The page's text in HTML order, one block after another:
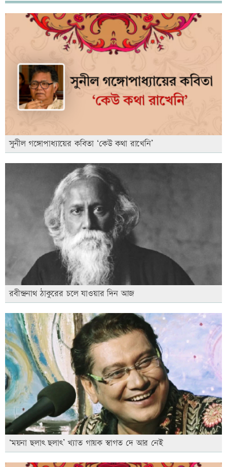
সুনীল গঙ্গোপাধ্যায়ের কবিতা ‘কেউ কথা রাখেনি’
রবীন্দ্রনাথ ঠাকুরের চলে যাওয়ার দিন আজ
‘ময়না ছলাৎ ছলাৎ’ খ্যাত গায়ক স্বাগত দে আর নেই